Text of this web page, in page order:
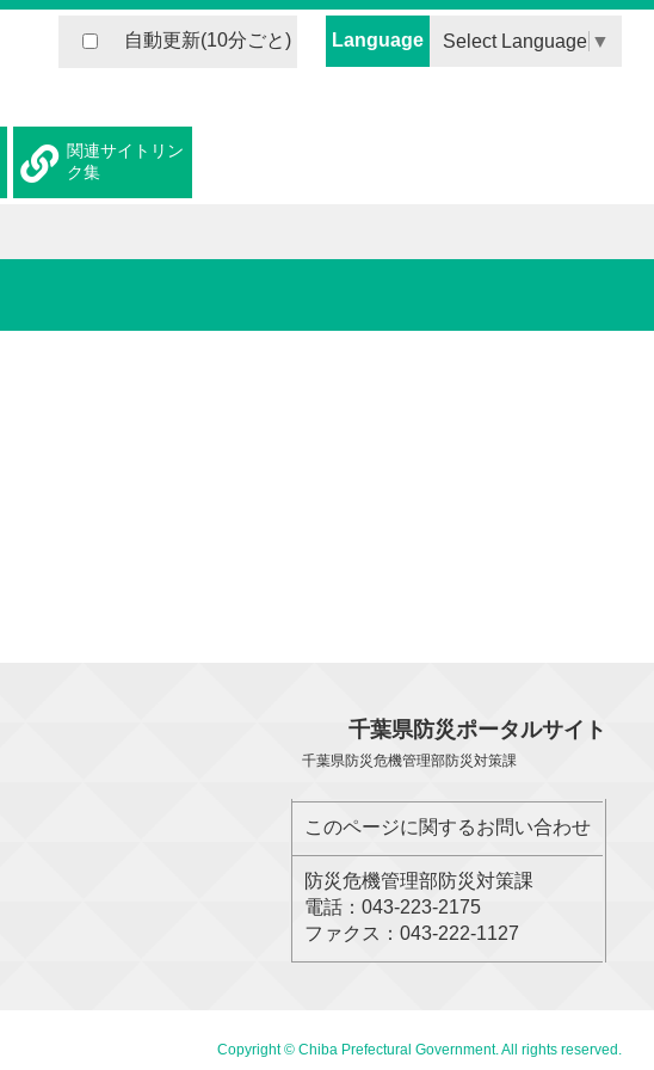
自動更新(10分ごと) Language Select Language ▼
関連サイトリン
ク集
千葉県防災ポータルサイト
千葉県防災危機管理部防災対策課
このページに関するお問い合わせ
防災危機管理部防災対策課
電話：043-223-2175
ファクス：043-222-1127
Copyright © Chiba Prefectural Government. All rights reserved.